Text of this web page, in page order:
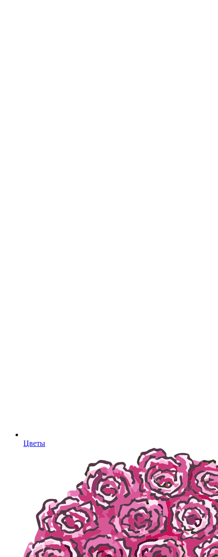
Цветы